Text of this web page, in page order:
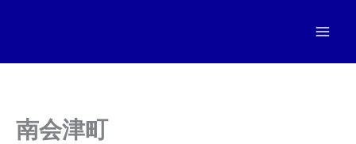
南会津町